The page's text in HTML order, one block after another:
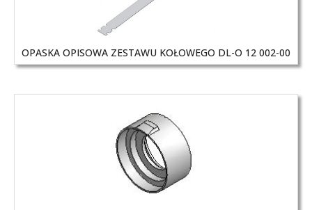
OPASKA OPISOWA ZESTAWU KOŁOWEGO DL-O 12 002-00